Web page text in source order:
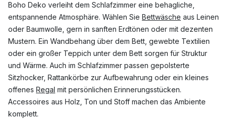
Boho Deko verleiht dem Schlafzimmer eine behagliche,
entspannende Atmosphäre. Wählen Sie Bettwäsche aus Leinen
oder Baumwolle, gern in sanften Erdtönen oder mit dezenten
Mustern. Ein Wandbehang über dem Bett, gewebte Textilien
oder ein großer Teppich unter dem Bett sorgen für Struktur
und Wärme. Auch im Schlafzimmer passen gepolsterte
Sitzhocker, Rattankörbe zur Aufbewahrung oder ein kleines
offenes Regal mit persönlichen Erinnerungsstücken.
Accessoires aus Holz, Ton und Stoff machen das Ambiente
komplett.